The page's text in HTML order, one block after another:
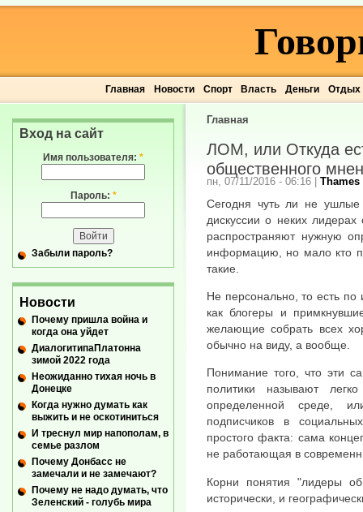
Главная Новости Спорт Власть Деньги Отдых
Главная
ЛОМ, или Откуда
общественного
пн, 07/11/2016 - 06:16 | Thames
Сегодня чуть ли не ушлые
дискуссии о неких
распространяют нужную
информацию, но мало кто
такие.
Не персонально, то есть по
как блогеры и
желающие собрать всех
обычно на виду, а вообще.
Понимание того, что эти
политики называют
определенной среде,
подписчиков в
простого факта: сама
не работающая в
Корни понятия "лидеры
исторически, и
Вход на сайт
Имя пользователя: *
Пароль: *
Забыли пароль?
Новости
Почему пришла война и
когда она уйдет
ДиалогитипаПлатонна
зимой 2022 года
Неожиданно тихая ночь в
Донецке
Когда нужно думать как
выжить и не оскотиниться
И треснул мир напополам, в
семье разлом
Почему Донбасс не
замечали и не замечают?
Почему не надо думать, что
Зеленский - голубь мира